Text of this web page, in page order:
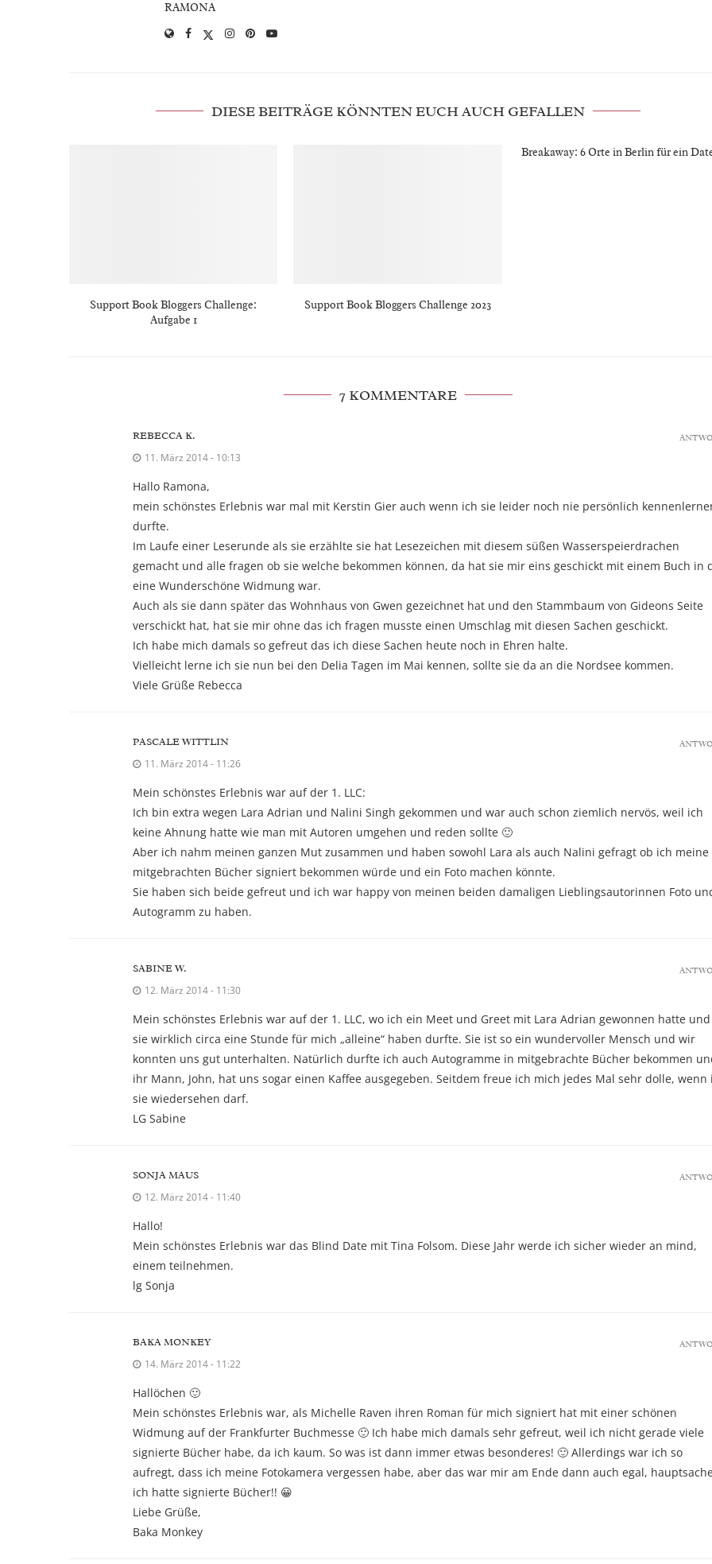
RAMONA
DIESE BEITRÄGE KÖNNTEN EUCH AUCH GEFALLEN
Support Book Bloggers Challenge:
Aufgabe 1
Support Book Bloggers Challenge 2023
Breakaway: 6 Orte in Berlin für ein
7 KOMMENTARE
REBECCA K.
11. März 2014 - 10:13
Hallo Ramona,
mein schönstes Erlebnis war mal mit Kerstin Gier auch wenn ich sie leider noch nie persönlich
durfte.
Im Laufe einer Leserunde als sie erzählte sie hat Lesezeichen mit diesem süßen Wasserspeierdrachen
gemacht und alle fragen ob sie welche bekommen können, da hat sie mir eins geschickt mit einem Buch in
eine Wunderschöne Widmung war.
Auch als sie dann später das Wohnhaus von Gwen gezeichnet hat und den Stammbaum von Gideons Seite
verschickt hat, hat sie mir ohne das ich fragen musste einen Umschlag mit diesen Sachen geschickt.
Ich habe mich damals so gefreut das ich diese Sachen heute noch in Ehren halte.
Vielleicht lerne ich sie nun bei den Delia Tagen im Mai kennen, sollte sie da an die Nordsee kommen.
Viele Grüße Rebecca
PASCALE WITTLIN
11. März 2014 - 11:26
Mein schönstes Erlebnis war auf der 1. LLC:
Ich bin extra wegen Lara Adrian und Nalini Singh gekommen und war auch schon ziemlich nervös, weil ich
keine Ahnung hatte wie man mit Autoren umgehen und reden sollte 🙂
Aber ich nahm meinen ganzen Mut zusammen und haben sowohl Lara als auch Nalini gefragt ob ich meine
mitgebrachten Bücher signiert bekommen würde und ein Foto machen könnte.
Sie haben sich beide gefreut und ich war happy von meinen beiden damaligen Lieblingsautorinnen Foto
Autogramm zu haben.
SABINE W.
12. März 2014 - 11:30
Mein schönstes Erlebnis war auf der 1. LLC, wo ich ein Meet und Greet mit Lara Adrian gewonnen hatte und
sie wirklich circa eine Stunde für mich „alleine“ haben durfte. Sie ist so ein wundervoller Mensch und wir
konnten uns gut unterhalten. Natürlich durfte ich auch Autogramme in mitgebrachte Bücher bekommen
ihr Mann, John, hat uns sogar einen Kaffee ausgegeben. Seitdem freue ich mich jedes Mal sehr dolle, wenn
sie wiedersehen darf.
LG Sabine
SONJA MAUS
12. März 2014 - 11:40
Hallo!
Mein schönstes Erlebnis war das Blind Date mit Tina Folsom. Diese Jahr werde ich sicher wieder an mind,
einem teilnehmen.
lg Sonja
BAKA MONKEY
14. März 2014 - 11:22
Hallöchen 🙂
Mein schönstes Erlebnis war, als Michelle Raven ihren Roman für mich signiert hat mit einer schönen
Widmung auf der Frankfurter Buchmesse 🙂 Ich habe mich damals sehr gefreut, weil ich nicht gerade viele
signierte Bücher habe, da ich kaum. So was ist dann immer etwas besonderes! 🙂 Allerdings war ich so
aufregt, dass ich meine Fotokamera vergessen habe, aber das war mir am Ende dann auch egal,
ich hatte signierte Bücher!! 😀
Liebe Grüße,
Baka Monkey